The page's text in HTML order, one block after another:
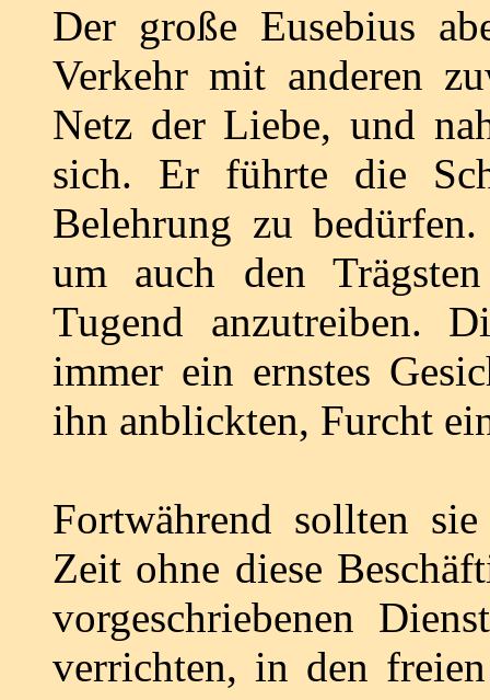
Der große Eusebius
Verkehr mit anderen
Netz der Liebe, und
sich. Er führte die
Belehrung zu
um auch den
Tugend anzutreiben.
immer ein ernstes
ihn anblickten, Furcht
Fortwährend sollten
Zeit ohne diese
vorgeschriebenen
verrichten, in den